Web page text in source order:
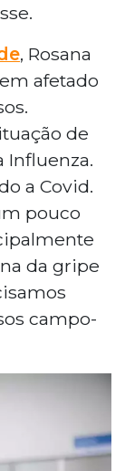
, Rosana
afetado
de
Influenza.
a Covid.
pouco
da gripe
campo-